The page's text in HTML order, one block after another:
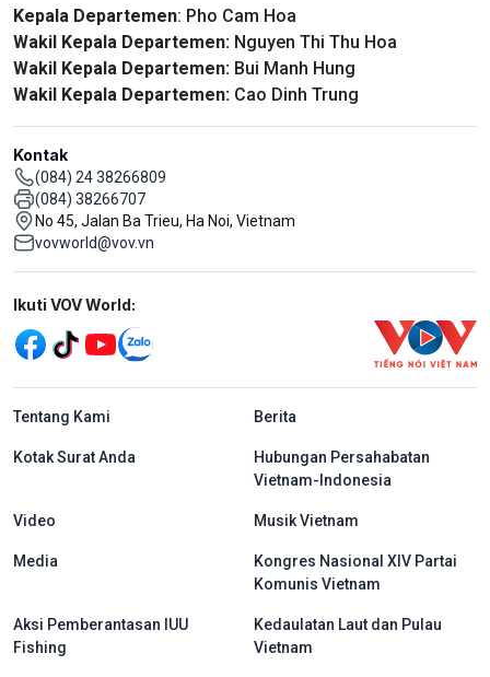
Kepala Departemen: Pho Cam Hoa
Wakil Kepala Departemen: Nguyen Thi Thu Hoa
Wakil Kepala Departemen: Bui Manh Hung
Wakil Kepala Departemen: Cao Dinh Trung
Kontak
(084) 24 38266809
(084) 38266707
No 45, Jalan Ba Trieu, Ha Noi, Vietnam
vovworld@vov.vn
Mạng xã hội
Ikuti VOV World:
menu footer tiếng Indo
Tentang Kami Berita
Kotak Surat Anda
Hubungan Persahabatan
Vietnam-Indonesia
Video Musik Vietnam
Media
Kongres Nasional XIV Partai
Komunis Vietnam
Aksi Pemberantasan IUU
Fishing
Kedaulatan Laut dan Pulau
Vietnam